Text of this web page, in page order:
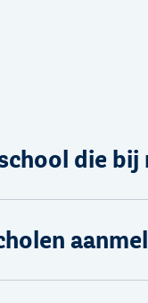
die